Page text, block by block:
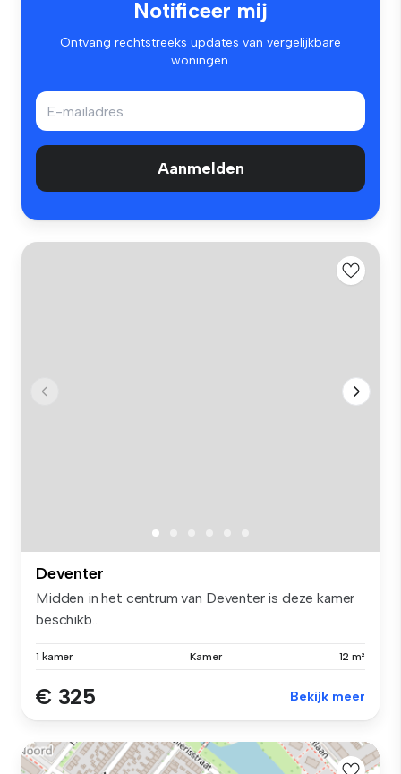
Notificeer mij
Ontvang rechtstreeks updates van vergelijkbare
woningen.
Aanmelden
Deventer
Midden in het centrum van Deventer is deze kamer
beschikb...
1 kamer Kamer 12 m²
€ 325 Bekijk meer